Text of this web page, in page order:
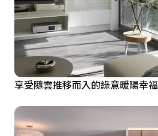
享受隨雲推移而入的綠意暖陽幸福